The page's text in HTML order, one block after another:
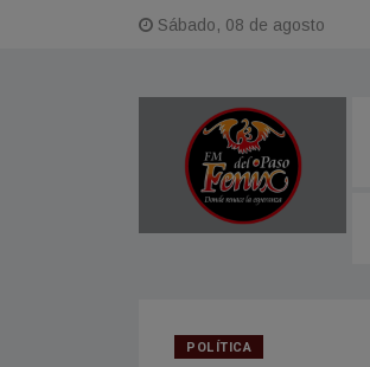
Sábado, 08 de agosto
y soleado en Corrientes
POLÍTICA